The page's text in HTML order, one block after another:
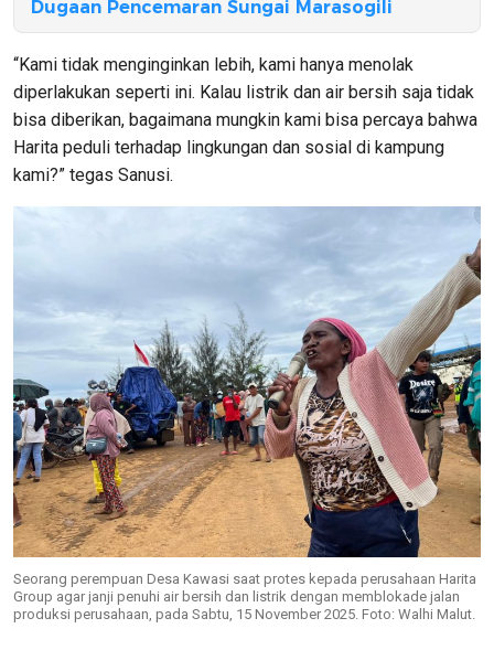
Dugaan Pencemaran Sungai Marasogili
“Kami tidak menginginkan lebih, kami hanya menolak
diperlakukan seperti ini. Kalau listrik dan air bersih saja tidak
bisa diberikan, bagaimana mungkin kami bisa percaya bahwa
Harita peduli terhadap lingkungan dan sosial di kampung
kami?” tegas Sanusi.
Seorang perempuan Desa Kawasi saat protes kepada perusahaan Harita
Group agar janji penuhi air bersih dan listrik dengan memblokade jalan
produksi perusahaan, pada Sabtu, 15 November 2025. Foto: Walhi Malut.